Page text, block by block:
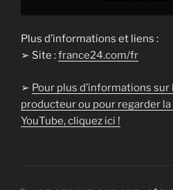
Plus d’informations et liens :
➢ Site :france24.com/fr
➢ Pour plus d’informations sur
producteur ou pour regarder
YouTube, cliquez ici !